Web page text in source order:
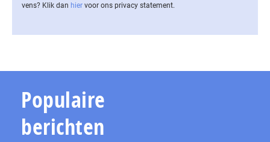
vens? Klik dan hier voor ons privacy statement.
Populaire
berichten